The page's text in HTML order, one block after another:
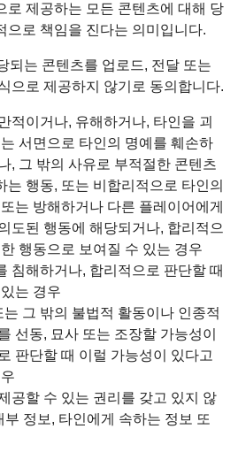
로 제공하는 모든 콘텐츠에 대해 당
으로 책임을 진다는 의미입니다.
는 콘텐츠를 업로드, 전달 또는
으로 제공하지 않기로 동의합니다.
적이거나, 유해하거나, 타인을 괴
서면으로 타인의 명예를 훼손하
, 그 밖의 사유로 부적절한 콘텐츠
는 행동, 또는 비합리적으로 타인의
는 방해하거나 다른 플레이어에게
도된 행동에 해당되거나, 합리적으
행동으로 보여질 수 있는 경우
침해하거나, 합리적으로 판단할 때
는 경우
그 밖의 불법적 활동이나 인종적
선동, 묘사 또는 조장할 가능성이
판단할 때 이럴 가능성이 있다고
공할 수 있는 권리를 갖고 있지 않
부 정보, 타인에게 속하는 정보 또